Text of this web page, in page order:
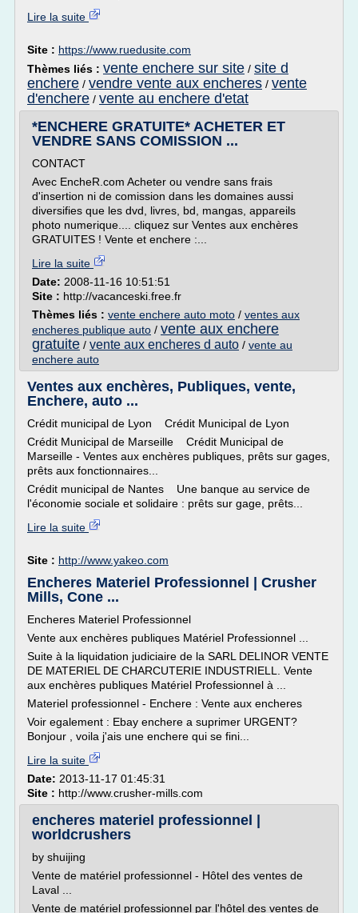
Lire la suite
Site : https://www.ruedusite.com
Thèmes liés : vente enchere sur site / site d
enchere / vendre vente aux encheres / vente
d'enchere / vente au enchere d'etat
*ENCHERE GRATUITE* ACHETER ET
VENDRE SANS COMISSION ...
CONTACT
Avec EncheR.com Acheter ou vendre sans frais
d'insertion ni de comission dans les domaines aussi
diversifies que les dvd, livres, bd, mangas, appareils
photo numerique.... cliquez sur Ventes aux enchères
GRATUITES ! Vente et enchere :...
Lire la suite
Date: 2008-11-16 10:51:51
Site : http://vacanceski.free.fr
Thèmes liés : vente enchere auto moto / ventes aux
encheres publique auto / vente aux enchere
gratuite / vente aux encheres d auto / vente au
enchere auto
Ventes aux enchères, Publiques, vente,
Enchere, auto ...
Crédit municipal de Lyon Crédit Municipal de Lyon
Crédit Municipal de Marseille Crédit Municipal de
Marseille - Ventes aux enchères publiques, prêts sur gages,
prêts aux fonctionnaires...
Crédit municipal de Nantes Une banque au service de
l'économie sociale et solidaire : prêts sur gage, prêts...
Lire la suite
Site : http://www.yakeo.com
Encheres Materiel Professionnel | Crusher
Mills, Cone ...
Encheres Materiel Professionnel
Vente aux enchères publiques Matériel Professionnel ...
Suite à la liquidation judiciaire de la SARL DELINOR VENTE
DE MATERIEL DE CHARCUTERIE INDUSTRIELL. Vente
aux enchères publiques Matériel Professionnel à ...
Materiel professionnel - Enchere : Vente aux encheres
Voir egalement : Ebay enchere a suprimer URGENT?
Bonjour , voila j'ais une enchere qui se fini...
Lire la suite
Date: 2013-11-17 01:45:31
Site : http://www.crusher-mills.com
encheres materiel professionnel |
worldcrushers
by shuijing
Vente de matériel professionnel - Hôtel des ventes de
Laval ...
Vente de matériel professionnel par l'hôtel des ventes de